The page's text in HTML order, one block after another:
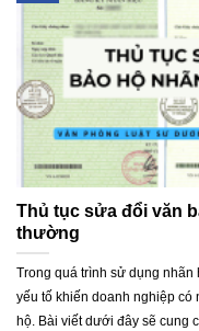
Thủ tục sửa đổi văn
thường
Trong quá trình sử dụng
yếu tố khiến doanh nghiệp có
hộ. Bài viết dưới đây sẽ cung